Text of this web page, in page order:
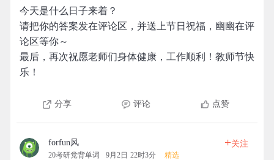
今天是什么日子来着？
请把你的答案发在评论区，并送上节日祝福，幽幽在评
论区等你～
最后，再次祝愿老师们身体健康，工作顺利！教师节快
乐！
分享 评论 点赞
forfun风
20考研党背单词 9月2日 22时3分 精选
+关注